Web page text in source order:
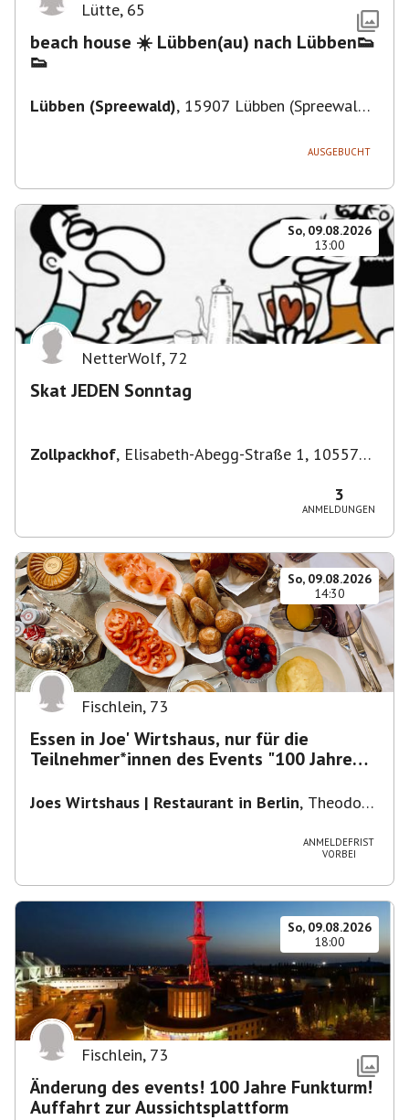
Lütte, 65
beach house ☀️ Lübben(au) nach Lübben👟
👟
Lübben (Spreewald), 15907 Lübben (Spreewald),
AUSGEBUCHT
So, 09.08.2026
13:00
NetterWolf, 72
Skat JEDEN Sonntag
Zollpackhof, Elisabeth-Abegg-Straße 1, 10557
3
ANMELDUNGEN
So, 09.08.2026
14:30
Fischlein, 73
Essen in Joe' Wirtshaus, nur für die
Teilnehmer*innen des Events "100 Jahre
Joes Wirtshaus | Restaurant in Berlin, Theodor-
ANMELDEFRIST
VORBEI
So, 09.08.2026
18:00
Fischlein, 73
Änderung des events! 100 Jahre Funkturm!
Auffahrt zur Aussichtsplattform